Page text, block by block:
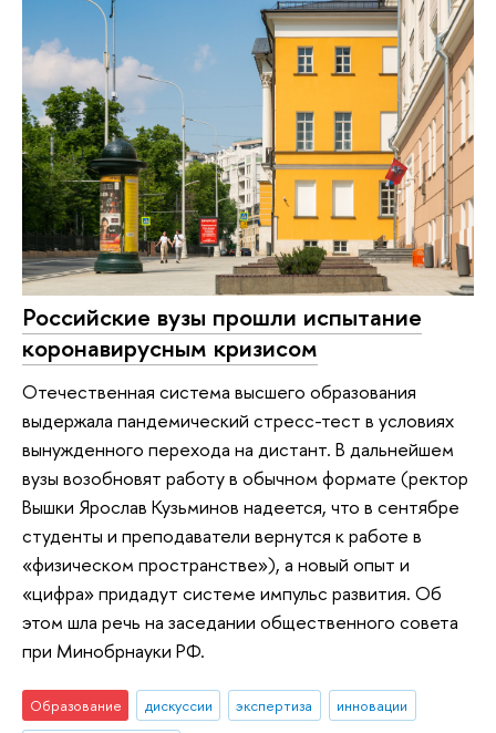
Российские вузы прошли испытание
коронавирусным кризисом
Отечественная система высшего образования
выдержала пандемический стресс-тест в условиях
вынужденного перехода на дистант. В дальнейшем
вузы возобновят работу в обычном формате (ректор
Вышки Ярослав Кузьминов надеется, что в сентябре
студенты и преподаватели вернутся к работе в
«физическом пространстве»), а новый опыт и
«цифра» придадут системе импульс развития. Об
этом шла речь на заседании общественного совета
при Минобрнауки РФ.
Образование дискуссии экспертиза
инновации